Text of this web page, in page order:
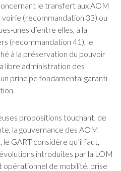
le transfert aux AOM
(recommandation 33) ou
unes d’entre elles, à la
(recommandation 41), le
à la préservation du pouvoir
libre administration des
principe fondamental garanti
propositions touchant, de
la gouvernance des AOM
GART considère qu’il faut,
introduites par la LOM
de mobilité, prise